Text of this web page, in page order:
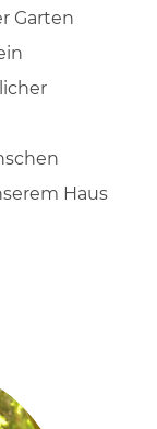
Garten
Haus